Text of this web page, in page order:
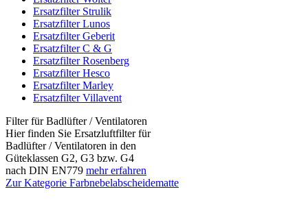
Ersatzfilter Strulik
Ersatzfilter Lunos
Ersatzfilter Geberit
Ersatzfilter C & G
Ersatzfilter Rosenberg
Ersatzfilter Hesco
Ersatzfilter Marley
Ersatzfilter Villavent
Filter für Badlüfter / Ventilatoren
Hier finden Sie Ersatzluftfilter für
Badlüfter / Ventilatoren in den
Güteklassen G2, G3 bzw. G4
nach DIN EN779 mehr erfahren
Zur Kategorie Farbnebelabscheidematte